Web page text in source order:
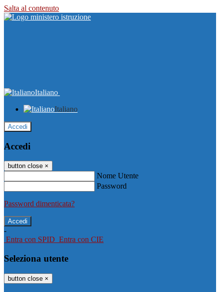
Salta al contenuto
Italiano
Italiano
Accedi
Accedi
button close ×
Nome Utente
Password
Password dimenticata?
-
Entra con SPID Entra con CIE
Seleziona utente
button close ×